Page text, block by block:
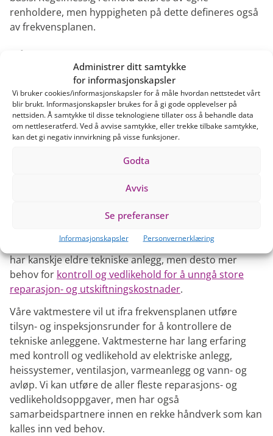
Administrer ditt samtykke
for informasjonskapsler
Vi bruker cookies/informasjonskapsler for å måle hvordan nettstedet vårt
blir brukt. Informasjonskapsler brukes for å gi gode opplevelser på
nettsiden. Å samtykke til disse teknologiene tillater oss å behandle data
om nettleseratferd. Ved å avvise samtykke, eller trekke tilbake samtykke,
kan det gi negativ innvirkning på visse funksjoner.
Godta
Avvis
Se preferanser
Informasjonskapsler Personvernerklæring
renholdere, men hyppigheten på dette defineres også
av frekvensplanen.
Månedlige oppgaver
Hvilke oppgaver som defineres som månedlige
gjøremål er svært avhengig av borettslaget eller
sameiets behov og ønsker. Et stort borettslag med
mange bygninger og fellesarealer, og med omfattende
tilbud til beboerne, har kanskje behov for mer
inspeksjon og vedlikehold av
borettslaget kan leke trygt og uten bekymringer for
installasjoner som krever tilsyn. De eldre bygningene
har kanskje eldre tekniske anlegg, men desto mer
behov for kontroll og vedlikehold for å unngå store
reparasjon- og utskiftningskostnader.
Våre vaktmestere vil ut ifra frekvensplanen utføre
tilsyn- og inspeksjonsrunder for å kontrollere de
tekniske anleggene. Vaktmesterne har lang erfaring
med kontroll og vedlikehold av elektriske anlegg,
heissystemer, ventilasjon, varmeanlegg og vann- og
avløp. Vi kan utføre de aller fleste reparasjons- og
vedlikeholdsoppgaver, men har også
samarbeidspartnere innen en rekke håndverk som kan
kalles inn ved behov.